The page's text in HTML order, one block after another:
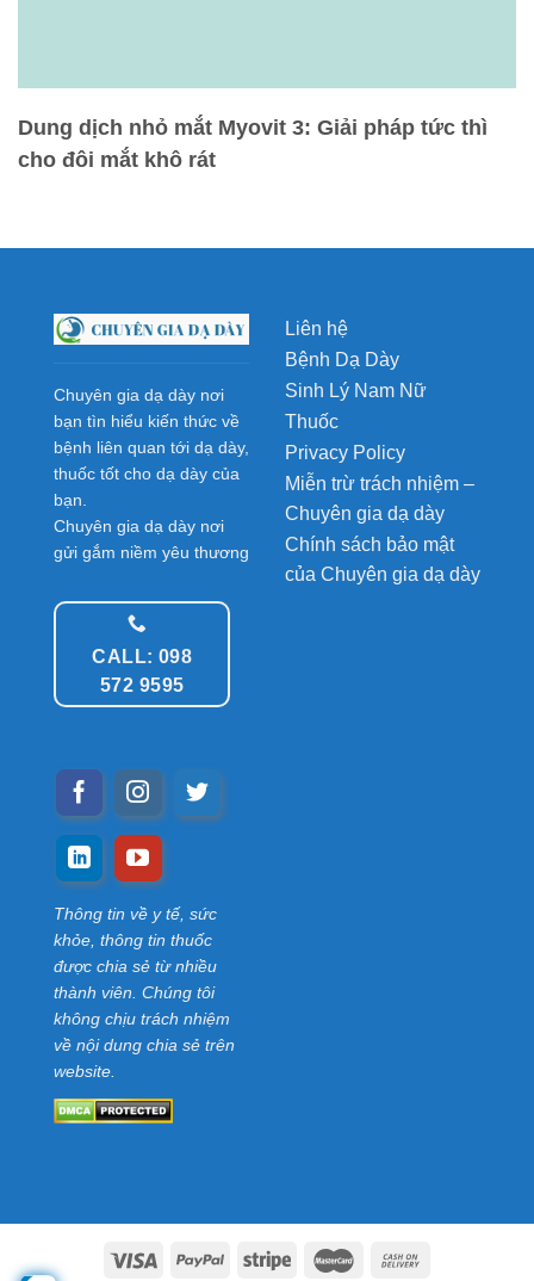
Dung dịch nhỏ mắt Myovit 3: Giải pháp tức thì
cho đôi mắt khô rát
Chuyên gia dạ dày nơi
bạn tìn hiểu kiến thức về
bệnh liên quan tới dạ dày,
thuốc tốt cho dạ dày của
bạn.
Chuyên gia dạ dày nơi
gửi gắm niềm yêu thương
CALL: 098
572 9595
Liên hệ
Bệnh Dạ Dày
Sinh Lý Nam Nữ
Thuốc
Privacy Policy
Miễn trừ trách nhiệm –
Chuyên gia dạ dày
Chính sách bảo mật
của Chuyên gia dạ dày
Thông tin về y tế, sức
khỏe, thông tin thuốc
được chia sẻ từ nhiều
thành viên. Chúng tôi
không chịu trách nhiệm
về nội dung chia sẻ trên
website.